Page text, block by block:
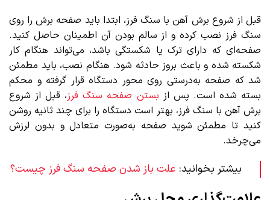
قبل از شروع برش آهن با سنگ فرز، ابتدا باید صفحه برش را روی
سنگ فرز نصب کرده و از سالم بودن آن اطمینان حاصل کنید.
صفحه‌ای که دارای ترک یا شکستگی باشد، می‌تواند هنگام کار
شکسته شده و باعث بروز حادثه شود. هنگام نصب، باید مطمئن
شد که صفحه به‌درستی روی محور دستگاه قرار گرفته و محکم
بسته شده است. پس از بستن صفحه سنگ فرز، قبل از شروع
برش آهن با سنگ فرز، بهتر است دستگاه را برای چند ثانیه روشن
کنید تا مطمئن شوید صفحه به‌صورت متعادل و بدون لرزش
می‌چرخد.
بیشتر بخوانید: علت باز شدن صفحه سنگ فرز چیست؟